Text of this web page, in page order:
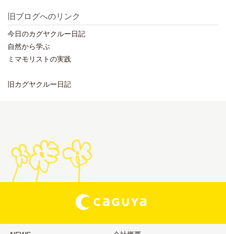
旧ブログへのリンク
今日のカグヤクルー日記
自然から学ぶ
ミマモリストの実践
旧カグヤクルー日記